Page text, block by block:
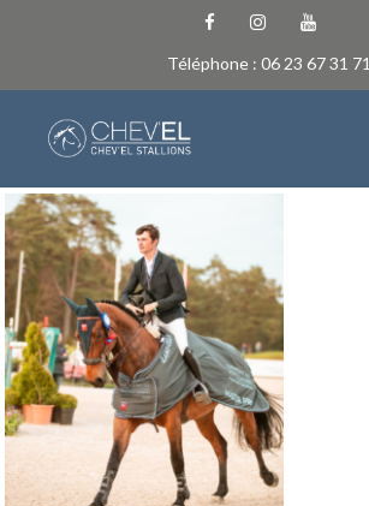
Téléphone : 06 23 67 31 71
ACCUEIL
NEWS
L’ÉCURIE
QUI SOMMES-NOUS
EQUIPE
LES INSTALLATIONS